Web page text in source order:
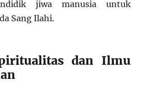
jiwa manusia untuk
Sang Ilahi.
dan Ilmu